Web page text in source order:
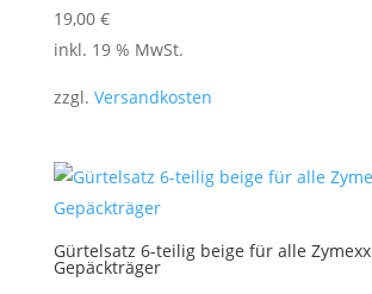
19,00 €
inkl. 19 % MwSt.
zzgl. Versandkosten
Gürtelsatz 6-teilig beige für alle Zymexx
Gepäckträger